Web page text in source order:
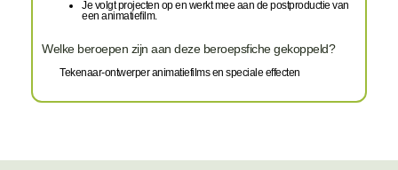
Je volgt projecten op en werkt mee aan de postproductie van
een animatiefilm.
Welke beroepen zijn aan deze beroepsfiche gekoppeld?
Tekenaar-ontwerper animatiefilms en speciale effecten